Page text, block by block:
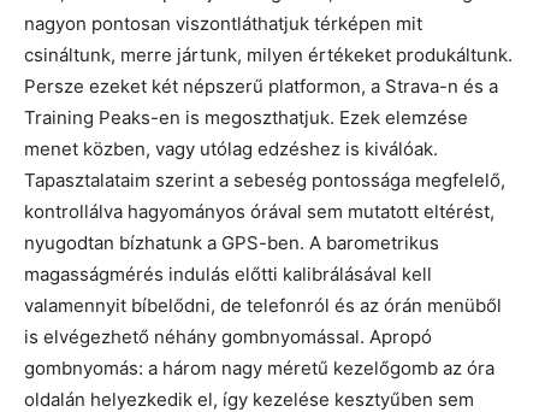
nagyon pontosan viszontláthatjuk térképen mit
csináltunk, merre jártunk, milyen értékeket produkáltunk.
Persze ezeket két népszerű platformon, a Strava-n és a
Training Peaks-en is megoszthatjuk. Ezek elemzése
menet közben, vagy utólag edzéshez is kiválóak.
Tapasztalataim szerint a sebeség pontossága megfelelő,
kontrollálva hagyományos órával sem mutatott eltérést,
nyugodtan bízhatunk a GPS-ben. A barometrikus
magasságmérés indulás előtti kalibrálásával kell
valamennyit bíbelődni, de telefonról és az órán menüből
is elvégezhető néhány gombnyomással. Apropó
gombnyomás: a három nagy méretű kezelőgomb az óra
oldalán helyezkedik el, így kezelése kesztyűben sem